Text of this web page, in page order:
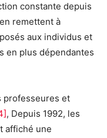
constante depuis
remettent à
aux individus et
en plus dépendantes
professeures et
, Depuis 1992, les
affiché une